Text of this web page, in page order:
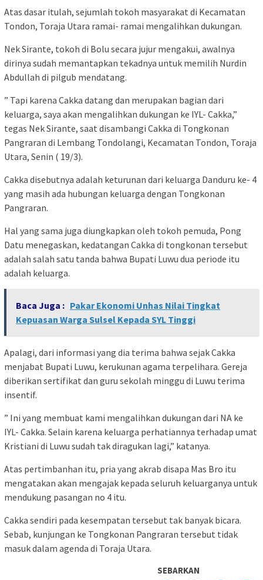
Atas dasar itulah, sejumlah tokoh masyarakat di Kecamatan
Tondon, Toraja Utara ramai- ramai mengalihkan dukungan.
Nek Sirante, tokoh di Bolu secara jujur mengakui, awalnya
dirinya sudah memantapkan tekadnya untuk memilih Nurdin
Abdullah di pilgub mendatang.
” Tapi karena Cakka datang dan merupakan bagian dari
keluarga, saya akan mengalihkan dukungan ke IYL- Cakka,”
tegas Nek Sirante, saat disambangi Cakka di Tongkonan
Pangraran di Lembang Tondolangi, Kecamatan Tondon, Toraja
Utara, Senin ( 19/3).
Cakka disebutnya adalah keturunan dari keluarga Danduru ke- 4
yang masih ada hubungan keluarga dengan Tongkonan
Pangraran.
Hal yang sama juga diungkapkan oleh tokoh pemuda, Pong
Datu menegaskan, kedatangan Cakka di tongkonan tersebut
adalah salah satu tanda bahwa Bupati Luwu dua periode itu
adalah keluarga.
Baca Juga : Pakar Ekonomi Unhas Nilai Tingkat
Kepuasan Warga Sulsel Kepada SYL Tinggi
Apalagi, dari informasi yang dia terima bahwa sejak Cakka
menjabat Bupati Luwu, kerukunan agama terpelihara. Gereja
diberikan sertifikat dan guru sekolah minggu di Luwu terima
insentif.
” Ini yang membuat kami mengalihkan dukungan dari NA ke
IYL- Cakka. Selain karena keluarga perhatiannya terhadap umat
Kristiani di Luwu sudah tak diragukan lagi,” katanya.
Atas pertimbanhan itu, pria yang akrab disapa Mas Bro itu
mengatakan akan mengajak kepada seluruh keluarganya untuk
mendukung pasangan no 4 itu.
Cakka sendiri pada kesempatan tersebut tak banyak bicara.
Sebab, kunjungan ke Tongkonan Pangraran tersebut tidak
masuk dalam agenda di Toraja Utara.
SEBARKAN